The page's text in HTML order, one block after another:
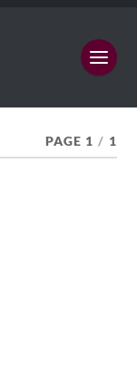
PAGE 1 / 1